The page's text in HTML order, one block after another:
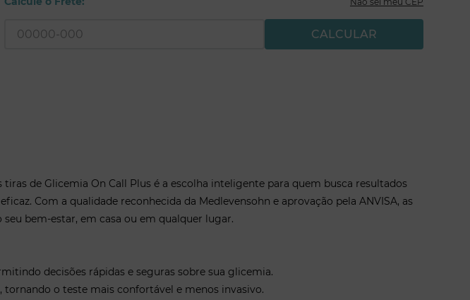
Ideal Para:
CALCULAR
de Glicemia On Call Plus é a escolha inteligente para quem busca resultados
Com a qualidade reconhecida da Medlevensohn e aprovação pela ANVISA, as
bem-estar, em casa ou em qualquer lugar.
decisões rápidas e seguras sobre sua glicemia.
tornando o teste mais confortável e menos invasivo.